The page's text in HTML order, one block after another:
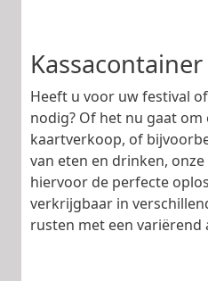
Kassacontainer
Heeft u voor uw festival
nodig? Of het nu gaat om
kaartverkoop, of
van eten en drinken,
hiervoor de perfecte
verkrijgbaar in
rusten met een variërend